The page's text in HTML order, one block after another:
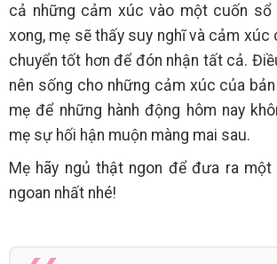
cả những cảm xúc vào một cuốn sổ
xong, mẹ sẽ thấy suy nghĩ và cảm xúc
chuyển tốt hơn để đón nhận tất cả.
nên sống cho những cảm xúc của
mẹ để những hành động hôm nay
mẹ sự hối hận muộn màng mai sau.
Mẹ hãy ngủ thật ngon để đưa ra một
ngoan nhất nhé!